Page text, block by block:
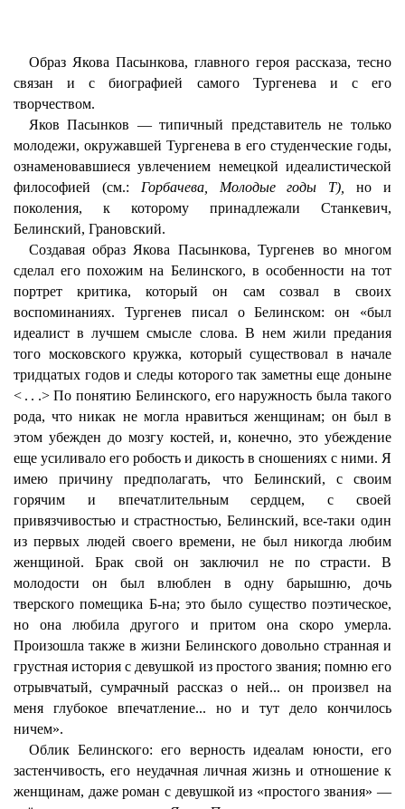
Образ Якова Пасынкова, главного героя рассказа, тесно
связан и с биографией самого Тургенева и с его
творчеством.
Яков Пасынков — типичный представитель не только
молодежи, окружавшей Тургенева в его студенческие годы,
ознаменовавшиеся увлечением немецкой идеалистической
философией (см.: Горбачева, Молодые годы Т),но и
поколения, к которому принадлежали Станкевич,
Белинский, Грановский.
Создавая образ Якова Пасынкова, Тургенев во многом
сделал его похожим на Белинского, в особенности на тот
портрет критика, который он сам созвал в своих
воспоминаниях. Тургенев писал о Белинском: он «был
идеалист в лучшем смысле слова. В нем жили предания
того московского кружка, который существовал в начале
тридцатых годов и следы которого так заметны еще доныне
< ...> По понятию Белинского, его наружность была такого
рода, что никак не могла нравиться женщинам; он был в
этом убежден до мозгу костей, и, конечно, это убеждение
еще усиливало его робость и дикость в сношениях с ними. Я
имею причину предполагать, что Белинский, с своим
горячим и впечатлительным сердцем, с своей
привязчивостью и страстностью, Белинский, все-таки один
из первых людей своего времени, не был никогда любим
женщиной. Брак свой он заключил не по страсти. В
молодости он был влюблен в одну барышню, дочь
тверского помещика Б-на; это было существо поэтическое,
но она любила другого и притом она скоро умерла.
Произошла также в жизни Белинского довольно странная и
грустная история с девушкой из простого звания; помню его
отрывчатый, сумрачный рассказ о ней... он произвел на
меня глубокое впечатление... но и тут дело кончилось
ничем».
Облик Белинского: его верность идеалам юности, его
застенчивость, его неудачная личная жизнь и отношение к
женщинам, даже роман с девушкой из «простого звания» —